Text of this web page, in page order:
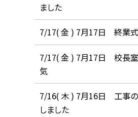
ました
7/17( 金 ) 7月17日 終業式
7/17( 金 ) 7月17日 校長
気
7/16( 木 ) 7月16日 工事
しました